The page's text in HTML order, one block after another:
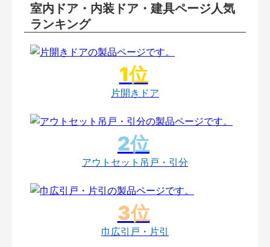
室内ドア・内装ドア・建具ページ人気
ランキング
片開きドア
アウトセット吊戸・引分
巾広引戸・片引